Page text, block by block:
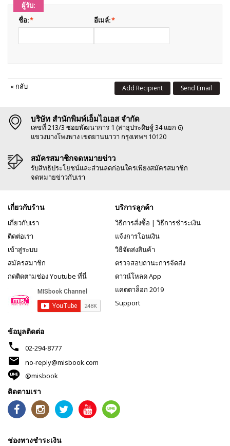
ผู้รับ:
*
ชื่อ: *
อีเมล์:
« กลับ Send Email
Add Recipient
บริษัท สำนักพิมพ์เอ็มไอเอส จำกัด
เลขที่ 213/3 ซอยพัฒนาการ 1 (สาธุประดิษฐ์ 34 แยก 6)
แขวงบางโพงพาง เขตยานนาวา กรุงเทพฯ 10120
สมัครสมาชิกจดหมายข่าว
รับสิทธิประโยชน์และส่วนลดก่อนใครเพียงสมัครสมาชิก
จดหมายข่าวกับเรา
เกี่ยวกับร้าน
เกี่ยวกับเรา
ติดต่อเรา
เข้าสู่ระบบ
สมัครสมาชิก
กดติดตามช่อง Youtube ที่นี่
บริการลูกค้า
วิธีการสั่งซื้อ | วิธีการชำระเงิน
แจ้งการโอนเงิน
วิธีจัดส่งสินค้า
ตรวจสอบถานะการจัดส่ง
ดาวน์โหลด App
แคตตาล็อก 2019
Support
ข้อมูลติดต่อ
phone 02-294-8777
mail
no-reply@misbook.com
@misbook
ติดตามเรา
ช่องทางชำระเงิน